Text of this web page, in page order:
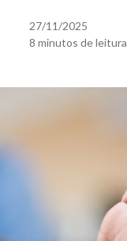
27/11/2025
8 minutos de leitura